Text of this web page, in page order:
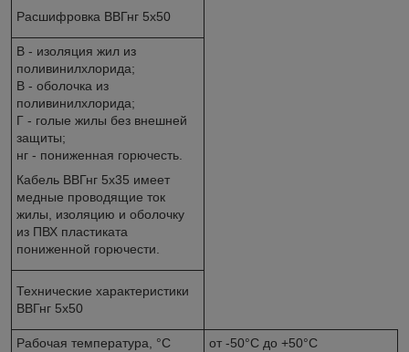
Расшифровка ВВГнг 5х50
В - изоляция жил из
поливинилхлорида;
В - оболочка из
поливинилхлорида;
Г - голые жилы без внешней
защиты;
нг - пониженная горючесть.
Кабель ВВГнг 5х35 имеет
медные проводящие ток
жилы, изоляцию и оболочку
из ПВХ пластиката
пониженной горючести.
Технические характеристики
ВВГнг 5х50
Рабочая температура, °С от -50°С до +50°С